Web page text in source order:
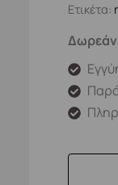
Ετικέτα:
Δωρεάν